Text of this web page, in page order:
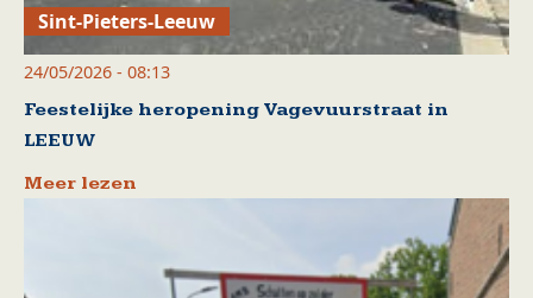
Sint-Pieters-Leeuw
24/05/2026 - 08:13
Feestelijke heropening Vagevuurstraat in
LEEUW
Meer lezen